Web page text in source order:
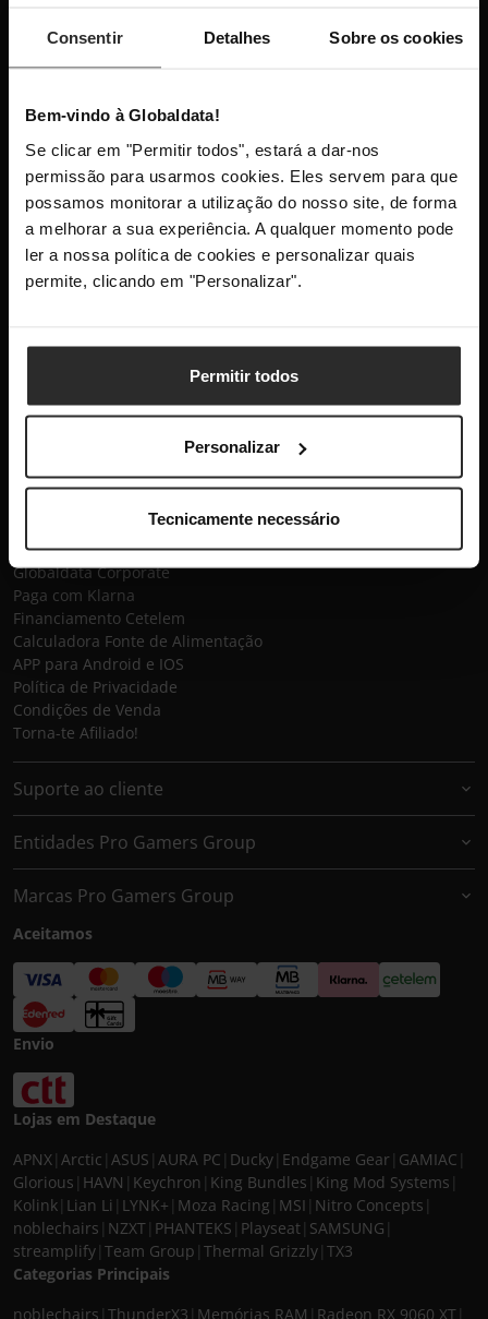
Consentir Detalhes Sobre os cookies
Bem-vindo à Globaldata!
Se clicar em "Permitir todos", estará a dar-nos
permissão para usarmos cookies. Eles servem para que
possamos monitorar a utilização do nosso site, de forma
a melhorar a sua experiência. A qualquer momento pode
ler a nossa política de cookies e personalizar quais
permite, clicando em "Personalizar".
Permitir todos
Personalizar
Tecnicamente necessário
As nossas comunidades
Mantenha-me atualizado com as últimas
novidades, lançamentos de produtos e
promoções.
Este site está protegido pelo reCAPTCHA e aplica-se a
Globaldata
Sobre a Globaldata
Recrutamento
Globaldata Corporate
Paga com Klarna
Financiamento Cetelem
Calculadora Fonte de Alimentação
APP para Android e IOS
Política de Privacidade
Condições de Venda
Torna-te Afiliado!
Suporte ao cliente
Entidades Pro Gamers Group
Marcas Pro Gamers Group
Aceitamos
Envio
Lojas em Destaque
APNX Arctic ASUS AURA PC Ducky Endgame Gear GAMIAC
Glorious HAVN Keychron King Bundles King Mod Systems
Kolink Lian Li LYNK+ Moza Racing MSI Nitro Concepts
noblechairs NZXT PHANTEKS Playseat SAMSUNG
streamplify Team Group Thermal Grizzly TX3
Categorias Principais
noblechairs ThunderX3 Memórias RAM Radeon RX 9060 XT